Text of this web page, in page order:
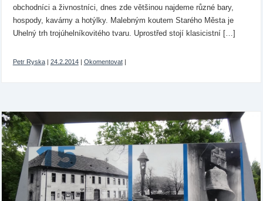
obchodníci a živnostníci, dnes zde většinou najdeme různé bary,
hospody, kavárny a hotýlky. Malebným koutem Starého Města je
Uhelný trh trojúhelníkovitého tvaru. Uprostřed stojí klasicistní […]
Petr Ryska| 24.2.2014| Okomentovat|